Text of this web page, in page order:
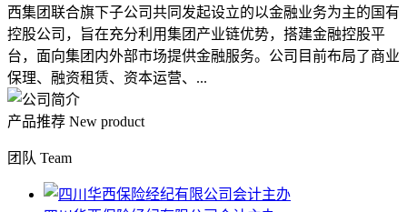
西集团联合旗下子公司共同发起设立的以金融业务为主的国有
控股公司，旨在充分利用集团产业链优势，搭建金融控股平
台，面向集团内外部市场提供金融服务。公司目前布局了商业
保理、融资租赁、资本运营、...
产品推荐 New product
团队 Team